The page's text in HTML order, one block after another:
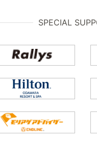
SPECIAL